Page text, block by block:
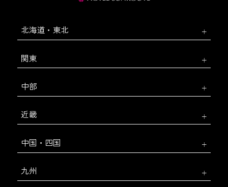
北海道・東北
関東
中部
近畿
中国・四国
九州